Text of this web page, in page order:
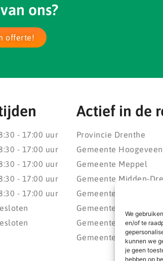
We
en/of te
kunnen we
je geen
hebben op
ons?
offerte!
- 17:00 uur
- 17:00 uur
- 17:00 uur
- 17:00 uur
- 17:00 uur
Actief in de
Provincie Drenthe
Gemeente Hoogeveen
Gemeente Meppel
Gemeente Midden-
Gemeente
Gemeente
Gemeente
Gemeente